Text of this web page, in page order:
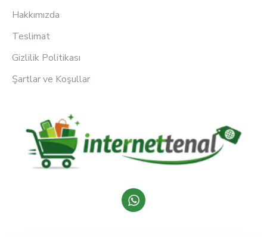
Hakkımızda
Teslimat
Gizlilik Politikası
Şartlar ve Koşullar